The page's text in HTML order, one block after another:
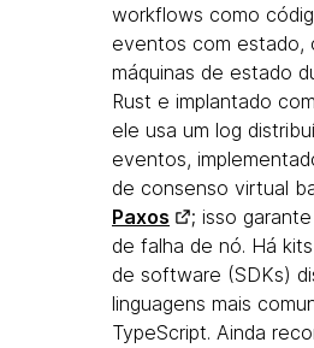
workflows como
eventos com estado,
máquinas de estado
Rust e implantado
ele usa um log
eventos,
de consenso virtual
Paxos
; isso
de falha de nó. Há
de software (SDKs)
linguagens mais
TypeScript. Ainda